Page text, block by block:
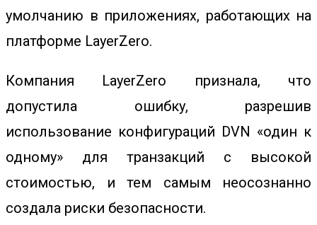
умолчанию в приложениях, работающих на
платформе LayerZero.
Компания LayerZero признала, что
допустила ошибку, разрешив
использование конфигураций DVN «один к
одному» для транзакций с высокой
стоимостью, и тем самым неосознанно
создала риски безопасности.